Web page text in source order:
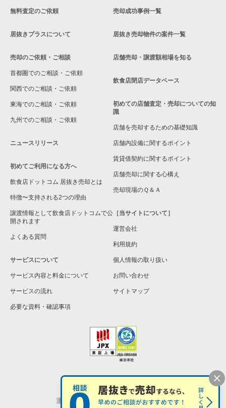
大阪市鶴見区の飲食店の居抜き売却物件の案件一覧
大阪市浪速区の飲食店の居抜き売却物件の案件一覧
八尾市の飲食店の居抜き売却物件の案件一覧
大東市の飲食店の居抜き売却物件の案件一覧
箕面市の飲食店の居抜き売却物件の案件一覧
大阪市淀川区の飲食店の居抜き売却物件の案件一覧
大阪市東成区の飲食店の居抜き売却物件の案件一覧
大阪市城東区の飲食店の居抜き売却物件の案件一覧
大阪市旭区の飲食店の居抜き売却物件の案件一覧
和泉市の飲食店の居抜き売却物件の案件一覧
池田市の飲食店の居抜き売却物件の案件一覧
大阪市大正区の飲食店の居抜き売却物件の案件一覧
大阪市平野区の飲食店の居抜き売却物件の案件一覧
大阪市住吉区の飲食店の居抜き売却物件の案件一覧
柏原市の飲食店の居抜き売却物件の案件一覧
松原市の飲食店の居抜き売却物件の案件一覧
無料査定のご依頼
居抜きプラスについて
売却のご依頼・ご相談
首都圏でのご相談・ご依頼
関西でのご相談・ご依頼
東海でのご相談・ご依頼
九州でのご相談・ご依頼
ニュースリリース
初めてご利用になる方へ
飲食店ドットコム 居抜き売却とは
特徴〜支持される2つの理由
譲渡情報として飲食店ドットコムで公
開されます
よくある質問
サービスについて
サービス内容と料金について
サービスの流れ
必要な資料・確認事項
売却成功事例一覧
居抜き売却物件の案件一覧
店舗売却・譲渡額相場を知る
飲食店閉店データベース
初めての店舗査定・売却についての知
識
店舗を売却するための基礎知識
店舗内設備に関するポイント
賃貸借契約に関するポイント
店舗売却に関する心構え
売却現場のＱ＆Ａ
［当サイトについて］
運営会社
利用規約
個人情報の取り扱い
お問い合わせ
サイトマップ
個人情報の取扱い
運営会社 株式会社シンクロ・フード